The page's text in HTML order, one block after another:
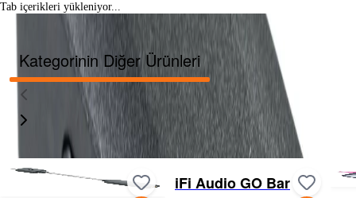
Tab içerikleri yükleniyor...
Kategorinin Diğer Ürünleri
iFi Audio GO Bar